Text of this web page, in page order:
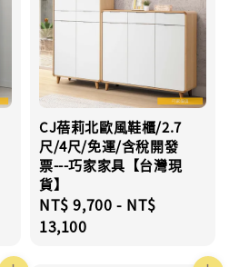
CJ蓓莉北歐風鞋櫃/2.7
尺/4尺/免運/含稅開發
票---巧家家具【台灣現
貨】
Regular
price
NT$ 9,700 - NT$
13,100